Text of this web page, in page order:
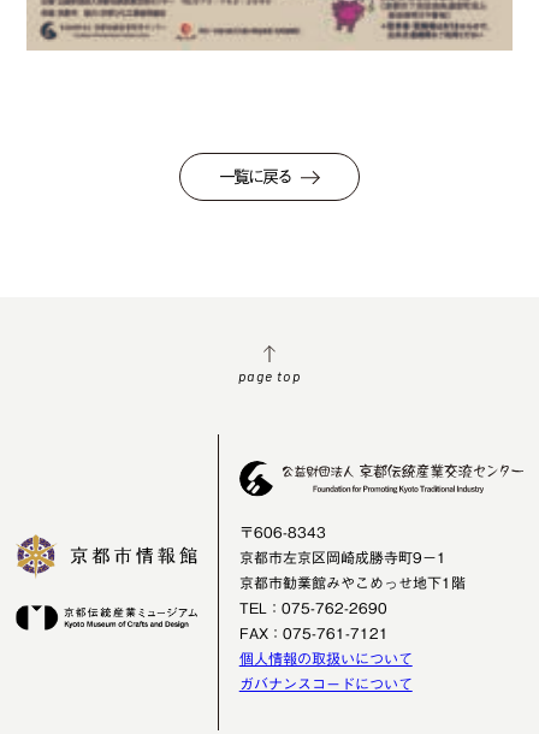
一覧に戻る
page top
〒606-8343
京都市左京区岡崎成勝寺町9－1
京都市勧業館みやこめっせ地下1階
TEL：075-762-2690
FAX：075-761-7121
個人情報の取扱いについて
ガバナンスコードについて